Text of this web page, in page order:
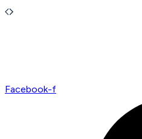
Facebook-f